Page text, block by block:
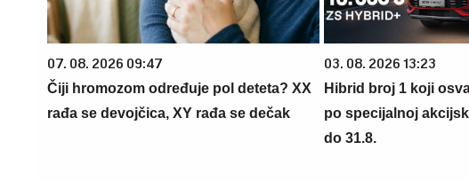
07. 08. 2026 09:47
Čiji hromozom određuje pol deteta? XX
rađa se devojčica, XY rađa se dečak
03. 08. 2026 13:23
Hibrid broj 1 koji
po specijalnoj
do 31.8.